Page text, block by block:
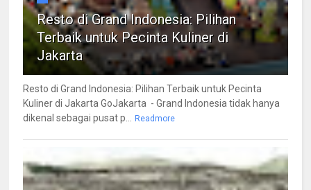
Resto di Grand Indonesia: Pilihan
Terbaik untuk Pecinta Kuliner di
Jakarta
Resto di Grand Indonesia: Pilihan Terbaik untuk Pecinta
Kuliner di Jakarta GoJakarta - Grand Indonesia tidak hanya
dikenal sebagai pusat p... Readmore